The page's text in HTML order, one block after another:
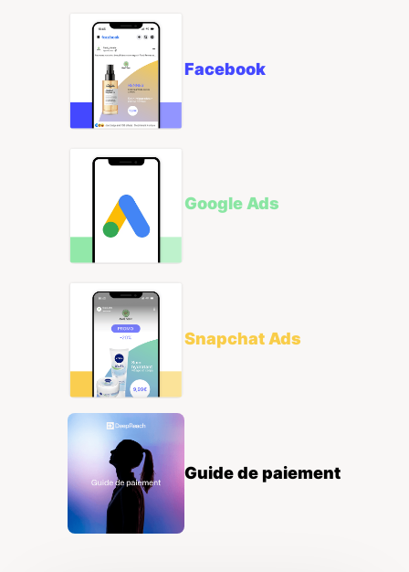
Facebook
Google Ads
Snapchat Ads
Guide de paiement